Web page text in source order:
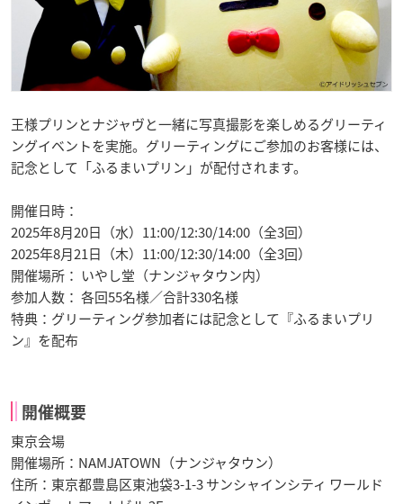
王様プリンとナジャヴと一緒に写真撮影を楽しめるグリーティ
ングイベントを実施。グリーティングにご参加のお客様には、
記念として「ふるまいプリン」が配付されます。
開催日時：
2025年8月20日（水）11:00/12:30/14:00（全3回）
2025年8月21日（木）11:00/12:30/14:00（全3回）
開催場所： いやし堂（ナンジャタウン内）
参加人数： 各回55名様／合計330名様
特典：グリーティング参加者には記念として『ふるまいプリ
ン』を配布
開催概要
東京会場
開催場所：NAMJATOWN（ナンジャタウン）
住所：東京都豊島区東池袋3-1-3 サンシャインシティ ワールド